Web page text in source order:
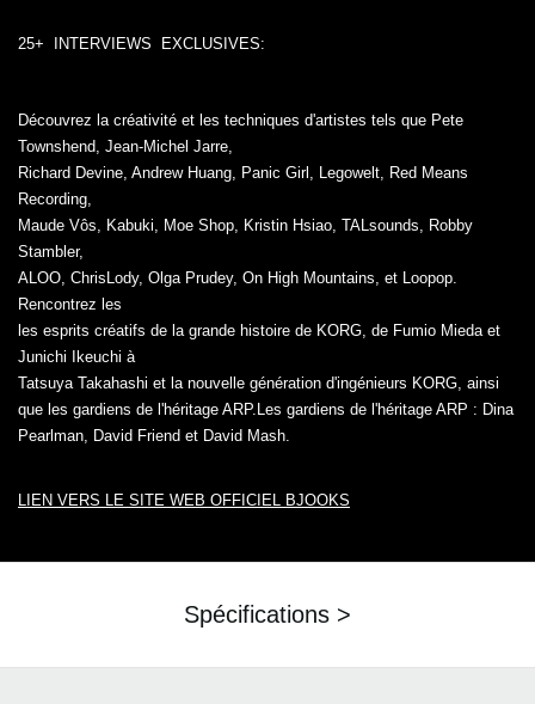
25+ INTERVIEWS EXCLUSIVES:
Découvrez la créativité et les techniques d'artistes tels que Pete
Townshend, Jean-Michel Jarre,
Richard Devine, Andrew Huang, Panic Girl, Legowelt, Red Means
Recording,
Maude Vôs, Kabuki, Moe Shop, Kristin Hsiao, TALsounds, Robby
Stambler,
ALOO, ChrisLody, Olga Prudey, On High Mountains, et Loopop.
Rencontrez les
les esprits créatifs de la grande histoire de KORG, de Fumio Mieda et
Junichi Ikeuchi à
Tatsuya Takahashi et la nouvelle génération d'ingénieurs KORG, ainsi
que les gardiens de l'héritage ARP.Les gardiens de l'héritage ARP : Dina
Pearlman, David Friend et David Mash.
LIEN VERS LE SITE WEB OFFICIEL BJOOKS
Spécifications >